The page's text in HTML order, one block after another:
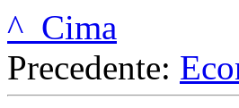
^ Cima
Precedente: